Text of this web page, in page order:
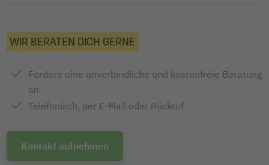
WIR BERATEN DICH GERNE
Fordere eine unverbindliche und kostenfreie Beratung
an
Telefonisch, per E-Mail oder Rückruf
Kontakt aufnehmen